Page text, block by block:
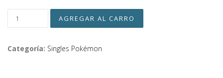
Categoría: Singles Pokémon